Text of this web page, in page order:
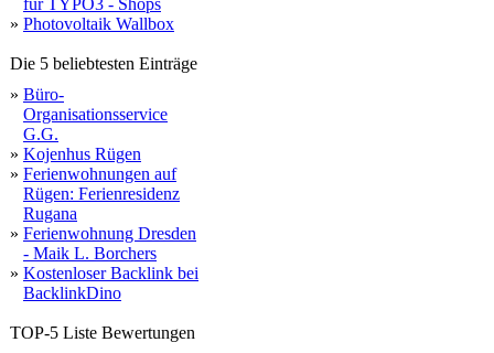
für TYPO3 - Shops
» Photovoltaik Wallbox
Die 5 beliebtesten Einträge
» Büro-
Organisationsservice
G.G.
» Kojenhus Rügen
» Ferienwohnungen auf
Rügen: Ferienresidenz
Rugana
» Ferienwohnung Dresden
- Maik L. Borchers
» Kostenloser Backlink bei
BacklinkDino
TOP-5 Liste Bewertungen